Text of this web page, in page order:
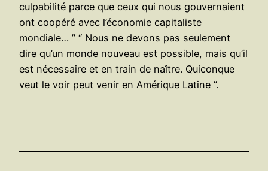
culpabilité parce que ceux qui nous gouvernaient
ont coopéré avec l’économie capitaliste
mondiale… ” “ Nous ne devons pas seulement
dire qu’un monde nouveau est possible, mais qu’il
est nécessaire et en train de naître. Quiconque
veut le voir peut venir en Amérique Latine ”.